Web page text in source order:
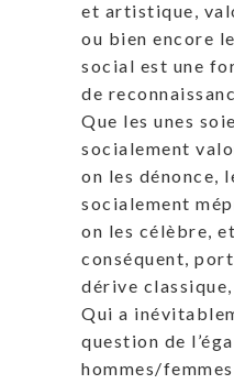
et artistique,
ou bien encore
social est une
de
Que les unes
socialement
on les dénonce,
socialement
on les célèbre,
conséquent,
dérive
Qui a
question de
hommes/